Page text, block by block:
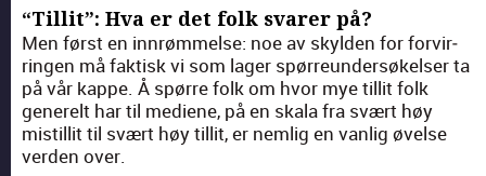
“Tillit”: Hva er det folk svarer på?
Men først en innrøm­melse: noe av skylden for forvir­
rin­gen må fak­tisk vi som lager spør­re­un­der­søkelser ta
på vår kappe. Å spørre folk om hvor mye tillit folk
generelt har til medi­ene, på en skala fra svært høy
mist­il­lit til svært høy tillit, er nem­lig en van­lig øvelse
ver­den over.